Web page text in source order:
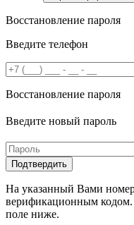
Восстановление пароля
Введите телефон
Восстановление пароля
Введите новый пароль
На указанный Вами
верификационным кодом.
поле ниже.